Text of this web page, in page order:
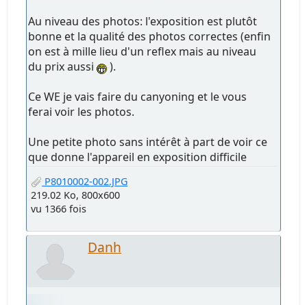
Au niveau des photos: l'exposition est plutôt
bonne et la qualité des photos correctes (enfin
on est à mille lieu d'un reflex mais au niveau
du prix aussi
).
Ce WE je vais faire du canyoning et le vous
ferai voir les photos.
Une petite photo sans intérêt à part de voir ce
que donne l'appareil en exposition difficile
P8010002-002.JPG
219.02 Ko, 800x600
vu 1366 fois
Danh